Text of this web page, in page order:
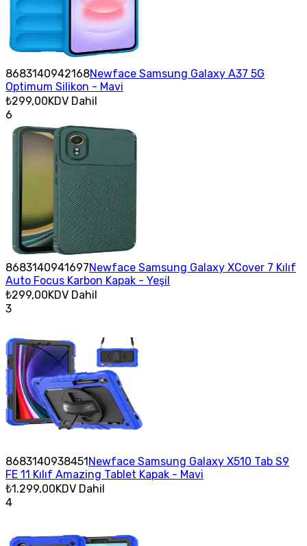
8683140942168Newface Samsung Galaxy A37 5G
Optimum Silikon - Mavi
₺299,00KDV Dahil
6
8683140941697Newface Samsung Galaxy XCover 7 Kılıf
Auto Focus Karbon Kapak - Yeşil
₺299,00KDV Dahil
3
8683140938451Newface Samsung Galaxy X510 Tab S9
FE 11 Kılıf Amazing Tablet Kapak - Mavi
₺1.299,00KDV Dahil
4